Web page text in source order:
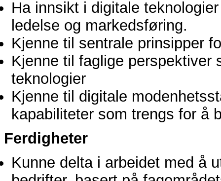
Ha innsikt i digitale
ledelse og markedsføring.
Kjenne til sentrale prinsipper
Kjenne til faglige perspektiver
teknologier
Kjenne til digitale
kapabiliteter som trengs for å
Ferdigheter
Kunne delta i arbeidet med å